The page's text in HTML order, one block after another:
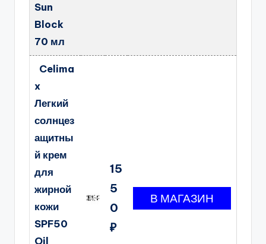
Sun
Block
70 мл
Celima
x
Легкий
солнцез
ащитны
й крем
для
жирной
кожи
SPF50
Oil
15
5
0
₽